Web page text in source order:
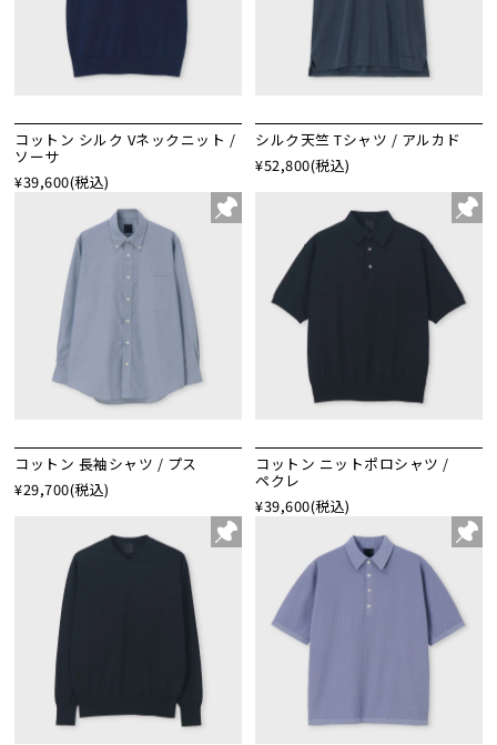
コットン シルク Vネックニット /
ソーサ
¥39,600(税込)
シルク天竺 Tシャツ / アルカド
¥52,800(税込)
コットン 長袖シャツ / プス
¥29,700(税込)
コットン ニットポロシャツ /
ペクレ
¥39,600(税込)